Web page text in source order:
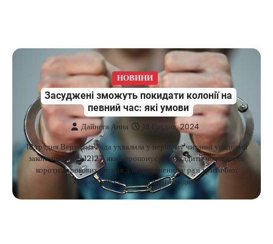
НОВИНИ
Засуджені зможуть покидати колонії на
певний час: які умови
Дайнега Анна 18 Грудня, 2024
18 грудня Верховна Рада ухвалила у першому читанні урядовий
законопроект №12127, який пропонує запровадити можливість
короткострокових виїздів для засуджених у разі критичної
хвороби чи смерті близького родича.